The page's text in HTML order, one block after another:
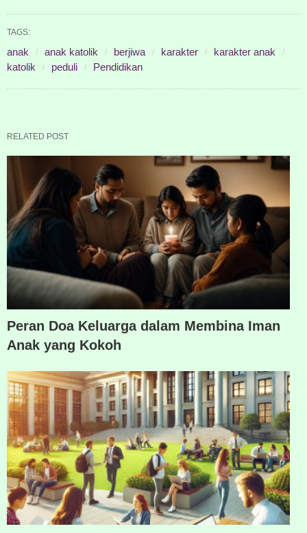
TAGS:
anak anak katolik berjiwa karakter
karakter anak
katolik
peduli Pendidikan
RELATED POST
Peran Doa Keluarga dalam Membina Iman
Anak yang Kokoh